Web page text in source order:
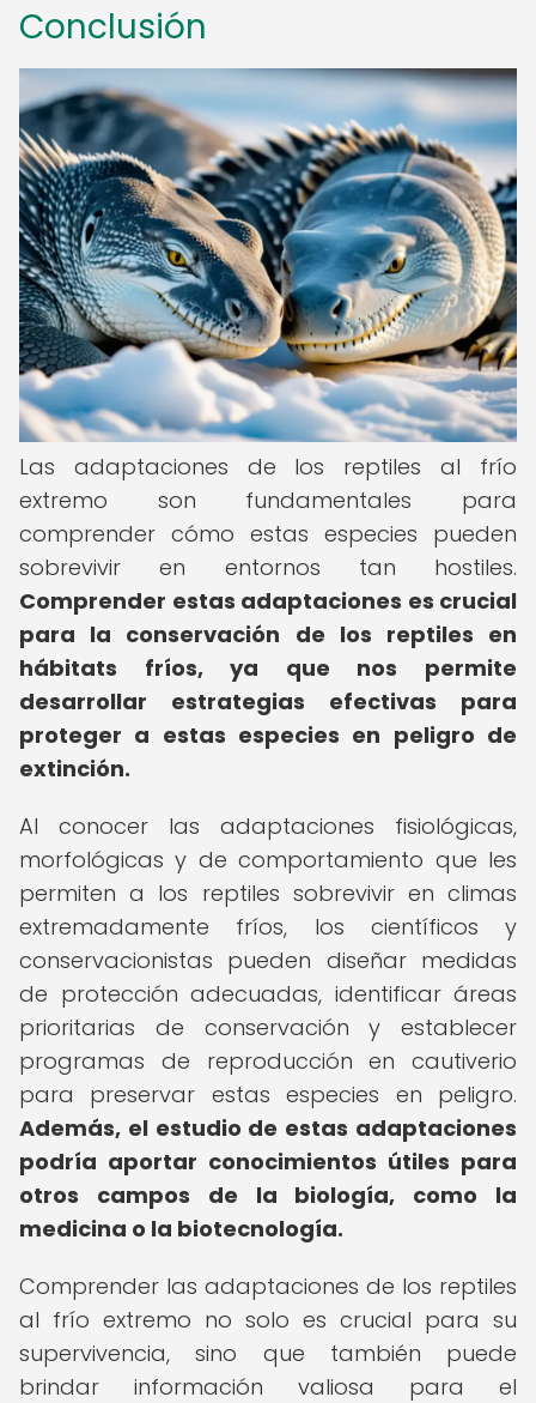
Conclusión
Las adaptaciones de los reptiles al frío
extremo son fundamentales para
comprender cómo estas especies pueden
sobrevivir en entornos tan hostiles.
Comprender estas adaptaciones es crucial
para la conservación de los reptiles en
hábitats fríos, ya que nos permite
desarrollar estrategias efectivas para
proteger a estas especies en peligro de
extinción.
Al conocer las adaptaciones fisiológicas,
morfológicas y de comportamiento que les
permiten a los reptiles sobrevivir en climas
extremadamente fríos, los científicos y
conservacionistas pueden diseñar medidas
de protección adecuadas, identificar áreas
prioritarias de conservación y establecer
programas de reproducción en cautiverio
para preservar estas especies en peligro.
Además, el estudio de estas adaptaciones
podría aportar conocimientos útiles para
otros campos de la biología, como la
medicina o la biotecnología.
Comprender las adaptaciones de los reptiles
al frío extremo no solo es crucial para su
supervivencia, sino que también puede
brindar información valiosa para el